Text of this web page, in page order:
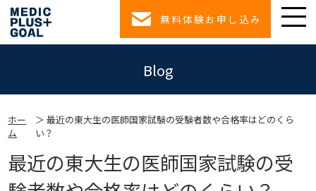
無料体験お申し込み
Blog
ホー
ム
最近の東大生の医師国家試験の受験者数や合格率はどのくら
い？
最近の東大生の医師国家試験の受